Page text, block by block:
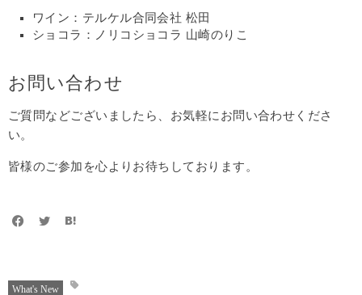
ワイン：テルケル合同会社 松田
ショコラ：ノリコショコラ 山崎のりこ
お問い合わせ
ご質問などございましたら、お気軽にお問い合わせくださ
い。
皆様のご参加を心よりお待ちしております。
What's New